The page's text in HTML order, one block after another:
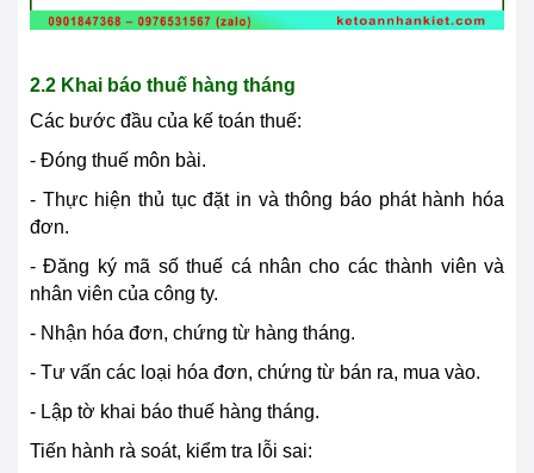
2.2 Khai báo thuế hàng tháng
Các bước đầu của kế toán thuế:
- Đóng thuế môn bài.
- Thực hiện thủ tục đặt in và thông báo phát hành hóa
đơn.
- Đăng ký mã số thuế cá nhân cho các thành viên và
nhân viên của công ty.
- Nhận hóa đơn, chứng từ hàng tháng.
- Tư vấn các loại hóa đơn, chứng từ bán ra, mua vào.
- Lập tờ khai báo thuế hàng tháng.
Tiến hành rà soát, kiểm tra lỗi sai: